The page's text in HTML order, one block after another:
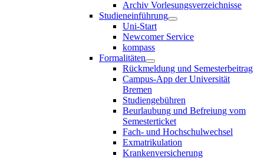
Archiv Vorlesungsverzeichnisse
Studieneinführung
Uni-Start
Newcomer Service
kompass
Formalitäten
Rückmeldung und Semesterbeitrag
Campus-App der Universität
Bremen
Studiengebühren
Beurlaubung und Befreiung vom
Semesterticket
Fach- und Hochschulwechsel
Exmatrikulation
Krankenversicherung